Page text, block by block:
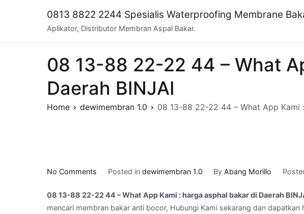
0813 8822 2244 Spesialis Waterproofing Membrane
Aplikator, Distributor Membran Aspal Bakar.
08 13-88 22-22 44 – What
Daerah BINJAI
Home dewimembran 1.0 08 13-88 22-22 44 – What App Kami
No Comments
13-
88
Posted in dewimembran 1.0 ByAbang Morillo
08 13-88 22-22 44 – What App Kami : harga asphal bakar di Daerah
mencari membran bakar anti bocor, Hubungi Kami sekarang dan